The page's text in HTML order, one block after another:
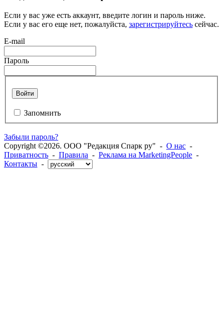
Если у вас уже есть аккаунт, введите логин и пароль ниже.
Если у вас его еще нет, пожалуйста, зарегистрируйтесь сейчас.
E-mail
Пароль
Войти
Запомнить
Забыли пароль?
Copyright ©2026. ООО "Редакция Спарк ру" - О нас -
Приватность - Правила - Реклама на MarketingPeople -
Контакты -